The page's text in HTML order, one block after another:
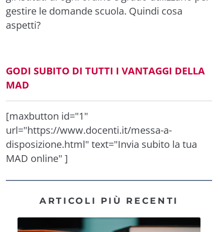
gestire le domande scuola. Quindi cosa
aspetti?
GODI SUBITO DI TUTTI I VANTAGGI DELLA
MAD
[maxbutton id="1"
url="https://www.docenti.it/messa-a-
disposizione.html" text="Invia subito la tua
MAD online" ]
ARTICOLI PIÙ RECENTI